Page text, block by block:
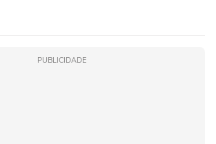
PUBLICIDADE